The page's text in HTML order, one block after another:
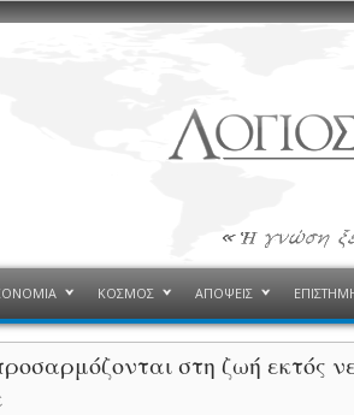
ΚΟΣΜΟΣ ΑΠΟΨΕΙΣ
στη ζωή εκτός